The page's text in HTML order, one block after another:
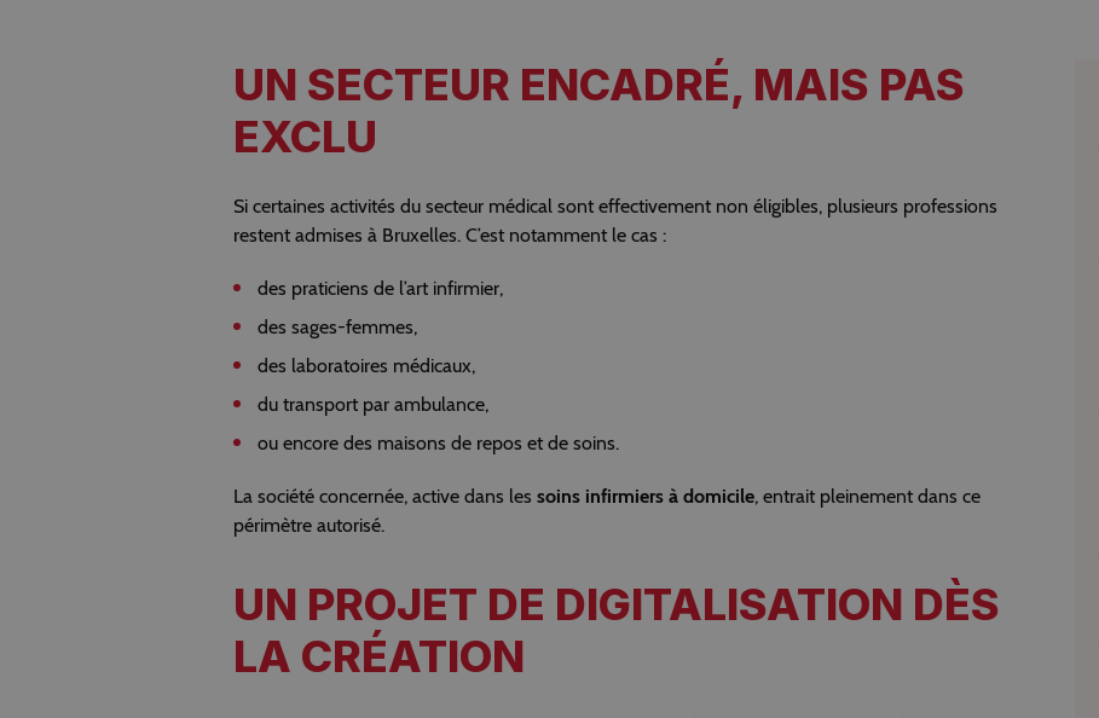
UN SECTEUR ENCADRÉ, MAIS PAS
EXCLU
Si certaines activités du secteur médical sont effectivement non éligibles, plusieurs professions
restent admises à Bruxelles. C’est notamment le cas :
des praticiens de l’art infirmier,
des sages-femmes,
des laboratoires médicaux,
du transport par ambulance,
ou encore des maisons de repos et de soins.
La société concernée, active dans lessoins infirmiers à domicile, entrait pleinement dans ce
périmètre autorisé.
UN PROJET DE DIGITALISATION DÈS
LA CRÉATION